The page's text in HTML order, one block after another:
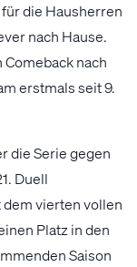
die Hausherren
nach Hause.
nach
erstmals seit 9.
die Serie gegen
Duell
vierten vollen
Platz in den
Saison